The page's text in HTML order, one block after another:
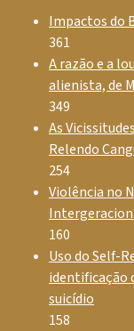
Impactos do
361
A razão e a
alienista, de
349
As
Relendo
254
Violência no
160
Uso do Self-
identificação
suicídio
158